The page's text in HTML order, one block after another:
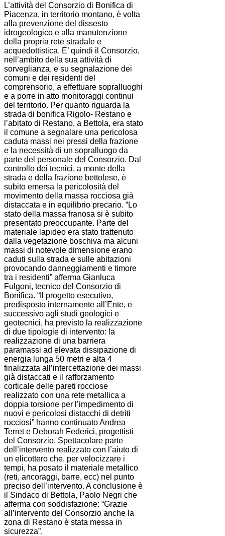
L’attività del Consorzio di Bonifica di
Piacenza, in territorio montano, è volta
alla prevenzione del dissesto
idrogeologico e alla manutenzione
della propria rete stradale e
acquedottistica. E’ quindi il Consorzio,
nell’ambito della sua attività di
sorveglianza, e su segnalazione dei
comuni e dei residenti del
comprensorio, a effettuare sopralluoghi
e a porre in atto monitoraggi continui
del territorio. Per quanto riguarda la
strada di bonifica Rigolo- Restano e
l’abitato di Restano, a Bettola, era stato
il comune a segnalare una pericolosa
caduta massi nei pressi della frazione
e la necessità di un sopralluogo da
parte del personale del Consorzio. Dal
controllo dei tecnici, a monte della
strada e della frazione bettolese, è
subito emersa la pericolosità del
movimento della massa rocciosa già
distaccata e in equilibrio precario. “Lo
stato della massa franosa si è subito
presentato preoccupante. Parte del
materiale lapideo era stato trattenuto
dalla vegetazione boschiva ma alcuni
massi di notevole dimensione erano
caduti sulla strada e sulle abitazioni
provocando danneggiamenti e timore
tra i residenti” afferma Gianluca
Fulgoni, tecnico del Consorzio di
Bonifica. “Il progetto esecutivo,
predisposto internamente all’Ente, e
successivo agli studi geologici e
geotecnici, ha previsto la realizzazione
di due tipologie di intervento: la
realizzazione di una barriera
paramassi ad elevata dissipazione di
energia lunga 50 metri e alta 4
finalizzata all’intercettazione dei massi
già distaccati e il rafforzamento
corticale delle pareti rocciose
realizzato con una rete metallica a
doppia torsione per l’impedimento di
nuovi e pericolosi distacchi di detriti
rocciosi” hanno continuato Andrea
Terret e Deborah Federici, progettisti
del Consorzio. Spettacolare parte
dell’intervento realizzato con l’aiuto di
un elicottero che, per velocizzare i
tempi, ha posato il materiale metallico
(reti, ancoraggi, barre, ecc) nel punto
preciso dell’intervento. A conclusione è
il Sindaco di Bettola, Paolo Negri che
afferma con soddisfazione: “Grazie
all’intervento del Consorzio anche la
zona di Restano è stata messa in
sicurezza”.